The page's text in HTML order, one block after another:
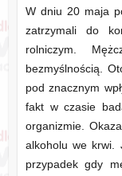
W dniu 20 maja
zatrzymali do
rolniczym.
bezmyślnością.
pod znacznym
fakt w czasie
organizmie.
alkoholu we krwi.
przypadek gdy